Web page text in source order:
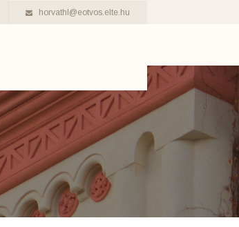
horvathl@eotvos.elte.hu